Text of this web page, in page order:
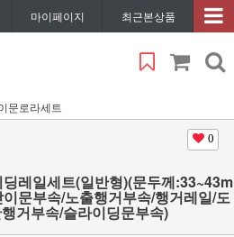
마이페이지 최근본상품
문로라세트
0
레일세트(일반형)(문두께:33~43m
문부속/노출행거부속/행거레일/도
거부속/슬라이딩문부속)